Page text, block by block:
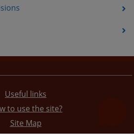
Useful links
to use the site?
Site Map